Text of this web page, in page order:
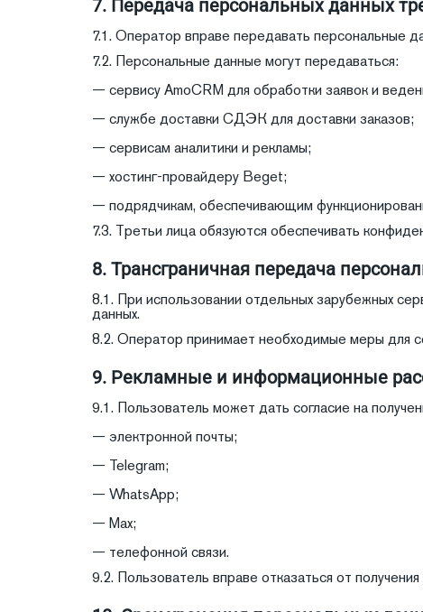
7. Передача персональных данных
7.1. Оператор вправе передавать персональные
7.2. Персональные данные могут передаваться:
— сервису AmoCRM для обработки заявок и
— службе доставки СДЭК для доставки заказов;
— сервисам аналитики и рекламы;
— хостинг-провайдеру Beget;
— подрядчикам, обеспечивающим
7.3. Третьи лица обязуются обеспечивать
8. Трансграничная передача
8.1. При использовании отдельных зарубежных
данных.
8.2. Оператор принимает необходимые меры для
9. Рекламные и информационные
9.1. Пользователь может дать согласие на
— электронной почты;
— Telegram;
— WhatsApp;
— Max;
— телефонной связи.
9.2. Пользователь вправе отказаться от